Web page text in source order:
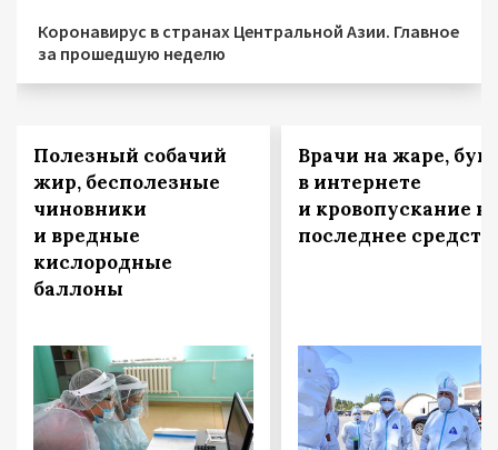
Коронавирус в странах Центральной Азии. Главное
за прошедшую неделю
Полезный собачий
жир, бесполезные
чиновники
и вредные
кислородные
баллоны
Врачи на жаре,
в интернете
и кровопускание
последнее